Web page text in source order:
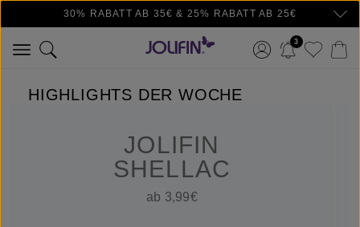
Zum Hauptinhalt springen
30% RABATT AB 35€ & 25% RABATT AB 25€
3
HIGHLIGHTS DER WOCHE
JOLIFIN
SHELLAC
ab 3,99€